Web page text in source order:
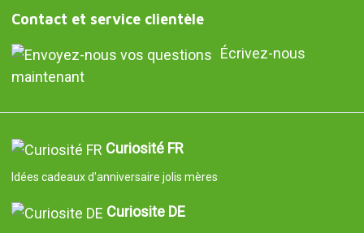
Contact et service clientèle
Écrivez-nous
maintenant
Curiosité FR
Idées cadeaux d'anniversaire jolis mères
Curiosite DE